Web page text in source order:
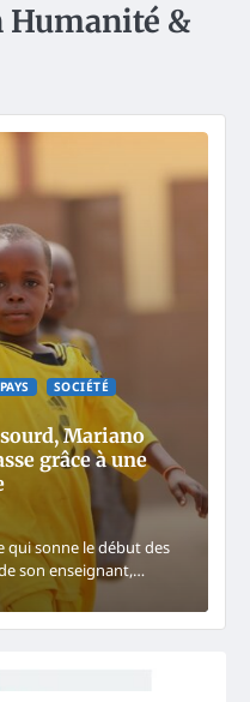
&
PAYS
SOCIÉTÉ
Mariano
grâce à une
qui sonne le début des
son enseignant,…